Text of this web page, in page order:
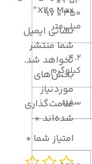
350 × 97
میلی‌متر
4.2
کیلوگرم
سفید
X20 Max”
نشانی ایمیل
شما منتشر
نخواهد شد.
بخش‌های
موردنیاز
علامت‌گذاری
شده‌اند*
امتیاز شما *